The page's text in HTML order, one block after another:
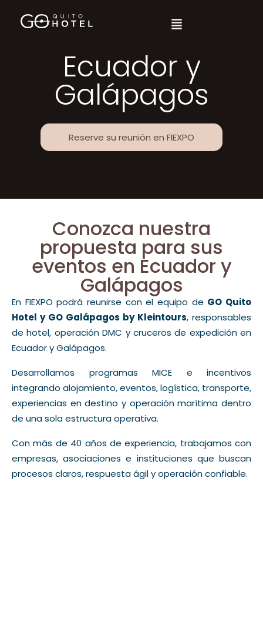
Ecuador y
Galápagos
Reserve su reunión en FIEXPO
Conozca nuestra
propuesta para sus
eventos en Ecuador y
Galápagos
En FIEXPO podrá reunirse con el equipo de GO Quito
Hotel y GO Galápagos by Kleintours, responsables
de hotel, operación DMC y cruceros de expedición en
Ecuador y Galápagos.
Desarrollamos programas MICE e incentivos
integrando alojamiento, eventos, logística, transporte,
experiencias en destino y operación marítima dentro
de una sola estructura operativa.
Con más de 40 años de experiencia, trabajamos con
empresas, asociaciones e instituciones que buscan
procesos claros, respuesta ágil y operación confiable.